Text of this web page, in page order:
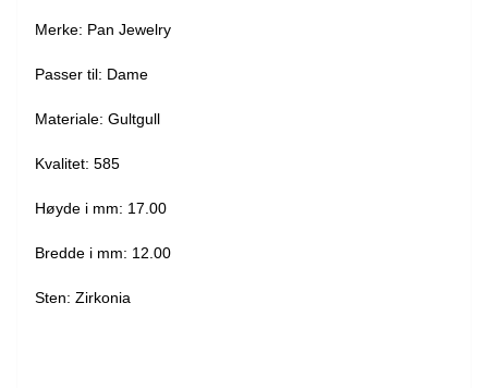
Merke: Pan Jewelry
Passer til: Dame
Materiale: Gultgull
Kvalitet: 585
Høyde i mm: 17.00
Bredde i mm: 12.00
Sten: Zirkonia